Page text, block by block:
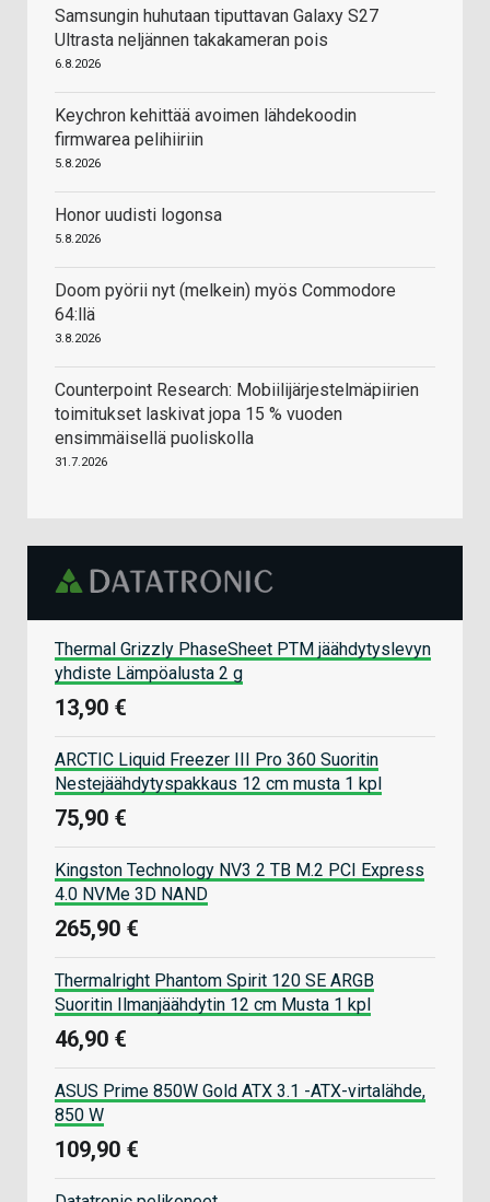
Samsungin huhutaan tiputtavan Galaxy S27
Ultrasta neljännen takakameran pois
6.8.2026
Keychron kehittää avoimen lähdekoodin
firmwarea pelihiiriin
5.8.2026
Honor uudisti logonsa
5.8.2026
Doom pyörii nyt (melkein) myös Commodore
64:llä
3.8.2026
Counterpoint Research: Mobiilijärjestelmäpiirien
toimitukset laskivat jopa 15 % vuoden
ensimmäisellä puoliskolla
31.7.2026
Thermal Grizzly PhaseSheet PTM jäähdytyslevyn
yhdiste Lämpöalusta 2 g
13,90 €
ARCTIC Liquid Freezer III Pro 360 Suoritin
Nestejäähdytyspakkaus 12 cm musta 1 kpl
75,90 €
Kingston Technology NV3 2 TB M.2 PCI Express
4.0 NVMe 3D NAND
265,90 €
Thermalright Phantom Spirit 120 SE ARGB
Suoritin Ilmanjäähdytin 12 cm Musta 1 kpl
46,90 €
ASUS Prime 850W Gold ATX 3.1 -ATX-virtalähde,
850 W
109,90 €